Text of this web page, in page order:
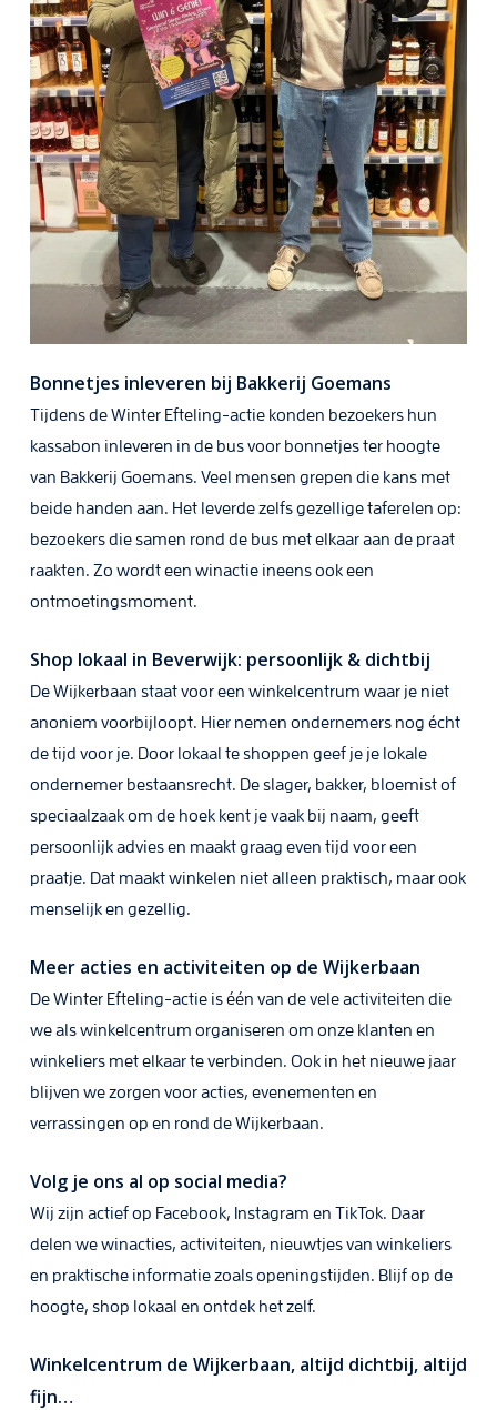
Bonnetjes inleveren bij Bakkerij Goemans
Tijdens de Winter Efteling-actie konden bezoekers hun
kassabon inleveren in de bus voor bonnetjes ter hoogte
van Bakkerij Goemans. Veel mensen grepen die kans met
beide handen aan. Het leverde zelfs gezellige taferelen op:
bezoekers die samen rond de bus met elkaar aan de praat
raakten. Zo wordt een winactie ineens ook een
ontmoetingsmoment.
Shop lokaal in Beverwijk: persoonlijk & dichtbij
De Wijkerbaan staat voor een winkelcentrum waar je niet
anoniem voorbijloopt. Hier nemen ondernemers nog écht
de tijd voor je. Door lokaal te shoppen geef je je lokale
ondernemer bestaansrecht. De slager, bakker, bloemist of
speciaalzaak om de hoek kent je vaak bij naam, geeft
persoonlijk advies en maakt graag even tijd voor een
praatje. Dat maakt winkelen niet alleen praktisch, maar ook
menselijk en gezellig.
Meer acties en activiteiten op de Wijkerbaan
De Winter Efteling-actie is één van de vele activiteiten die
we als winkelcentrum organiseren om onze klanten en
winkeliers met elkaar te verbinden. Ook in het nieuwe jaar
blijven we zorgen voor acties, evenementen en
verrassingen op en rond de Wijkerbaan.
Volg je ons al op social media?
Wij zijn actief op Facebook, Instagram en TikTok. Daar
delen we winacties, activiteiten, nieuwtjes van winkeliers
en praktische informatie zoals openingstijden. Blijf op de
hoogte, shop lokaal en ontdek het zelf.
Winkelcentrum de Wijkerbaan, altijd dichtbij, altijd
fijn…